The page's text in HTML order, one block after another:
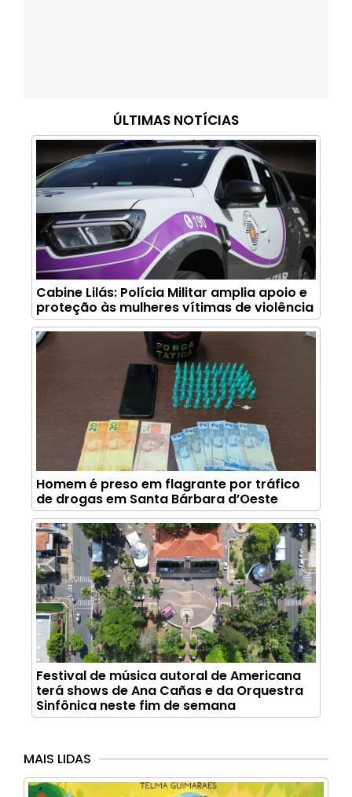
ÚLTIMAS NOTÍCIAS
Cabine Lilás: Polícia Militar amplia apoio e
proteção às mulheres vítimas de violência
Homem é preso em flagrante por tráfico
de drogas em Santa Bárbara d’Oeste
Festival de música autoral de Americana
terá shows de Ana Cañas e da Orquestra
Sinfônica neste fim de semana
MAIS LIDAS